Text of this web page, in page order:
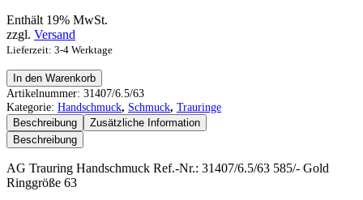
Enthält 19% MwSt.
zzgl. Versand
Lieferzeit: 3-4 Werktage
AG
Trauring
Menge
In den Warenkorb
Artikelnummer: 31407/6.5/63
Kategorie: Handschmuck, Schmuck, Trauringe
Beschreibung
Zusätzliche Information
Beschreibung
AG Trauring Handschmuck Ref.-Nr.: 31407/6.5/63 585/- Gold
Ringgröße 63